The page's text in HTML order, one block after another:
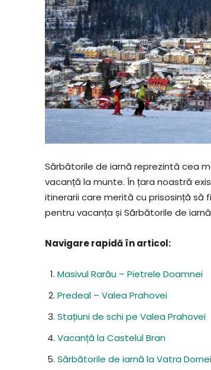
Sărbătorile de iarnă reprezintă cea
vacanță la munte. În țara noastră
itinerarii care merită cu prisosință să
pentru vacanța și Sărbătorile de
Navigare rapidă în articol:
Masivul Rarău – Pietrele Doamnei
Predeal – Valea Prahovei
Stațiuni de schi pe Valea Prahovei
Vacanță la Castelul Bran
Sărbătorile de iarnă la Vatra Dornei